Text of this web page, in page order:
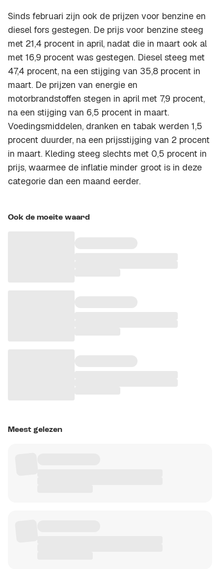
Sinds februari zijn ook de prijzen voor benzine en
diesel fors gestegen. De prijs voor benzine steeg
met 21,4 procent in april, nadat die in maart ook al
met 16,9 procent was gestegen. Diesel steeg met
47,4 procent, na een stijging van 35,8 procent in
maart. De prijzen van energie en
motorbrandstoffen stegen in april met 7,9 procent,
na een stijging van 6,5 procent in maart.
Voedingsmiddelen, dranken en tabak werden 1,5
procent duurder, na een prijsstijging van 2 procent
in maart. Kleding steeg slechts met 0,5 procent in
prijs, waarmee de inflatie minder groot is in deze
categorie dan een maand eerder.
Ook de moeite waard
Meest gelezen